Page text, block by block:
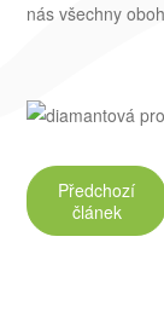
nás všechny
Předchozí
článek